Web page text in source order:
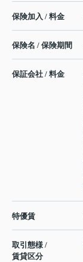
保険加入 / 料金
保険名 / 保険期間
保証会社 / 料金
特優賃
取引態様 /
賃貸区分